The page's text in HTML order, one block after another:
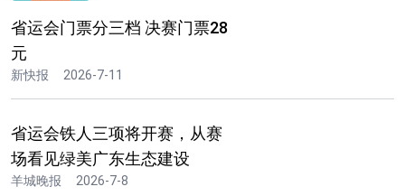
省运会门票分三档 决赛门票28
元
新快报 2026-7-11
省运会铁人三项将开赛，从赛
场看见绿美广东生态建设
羊城晚报 2026-7-8